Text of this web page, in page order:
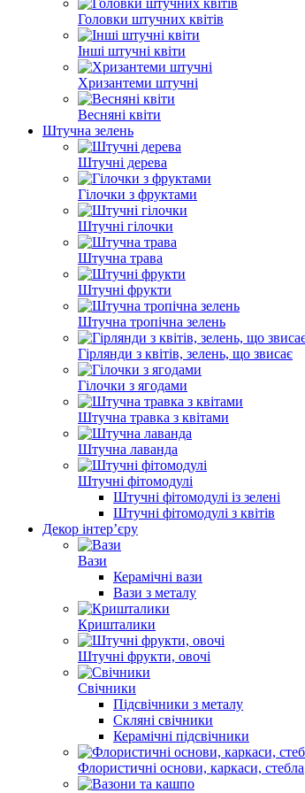
Головки штучних квітів
Інші штучні квіти
Хризантеми штучні
Весняні квіти
Штучна зелень
Штучні дерева
Гілочки з фруктами
Штучні гілочки
Штучна трава
Штучні фрукти
Штучна тропічна зелень
Гірлянди з квітів, зелень, що звисає
Гілочки з ягодами
Штучна травка з квітами
Штучна лаванда
Штучні фітомодулі
Штучні фітомодулі із зелені
Штучні фітомодулі з квітів
Декор інтер’єру
Вази
Керамічні вази
Вази з металу
Кришталики
Штучні фрукти, овочі
Свічники
Підсвічники з металу
Скляні свічники
Керамічні підсвічники
Флористичні основи, каркаси, стебла